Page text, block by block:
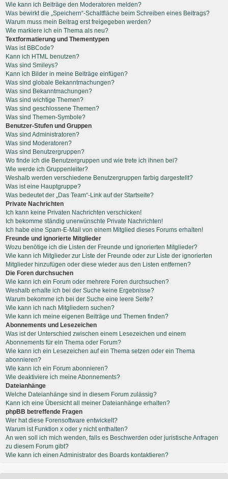
Wie kann ich Beiträge den Moderatoren melden?
Was bewirkt die „Speichern“-Schaltfläche beim Schreiben eines Beitrags?
Warum muss mein Beitrag erst freigegeben werden?
Wie markiere ich ein Thema als neu?
Textformatierung und Thementypen
Was ist BBCode?
Kann ich HTML benutzen?
Was sind Smileys?
Kann ich Bilder in meine Beiträge einfügen?
Was sind globale Bekanntmachungen?
Was sind Bekanntmachungen?
Was sind wichtige Themen?
Was sind geschlossene Themen?
Was sind Themen-Symbole?
Benutzer-Stufen und Gruppen
Was sind Administratoren?
Was sind Moderatoren?
Was sind Benutzergruppen?
Wo finde ich die Benutzergruppen und wie trete ich ihnen bei?
Wie werde ich Gruppenleiter?
Weshalb werden verschiedene Benutzergruppen farbig dargestellt?
Was ist eine Hauptgruppe?
Was bedeutet der „Das Team“-Link auf der Startseite?
Private Nachrichten
Ich kann keine Privaten Nachrichten verschicken!
Ich bekomme ständig unerwünschte Private Nachrichten!
Ich habe eine Spam-E-Mail von einem Mitglied dieses Forums erhalten!
Freunde und ignorierte Mitglieder
Wozu benötige ich die Listen der Freunde und ignorierten Mitglieder?
Wie kann ich Mitglieder zur Liste der Freunde oder zur Liste der ignorierten
Mitglieder hinzufügen oder diese wieder aus den Listen entfernen?
Die Foren durchsuchen
Wie kann ich ein Forum oder mehrere Foren durchsuchen?
Weshalb erhalte ich bei der Suche keine Ergebnisse?
Warum bekomme ich bei der Suche eine leere Seite?
Wie kann ich nach Mitgliedern suchen?
Wie kann ich meine eigenen Beiträge und Themen finden?
Abonnements und Lesezeichen
Was ist der Unterschied zwischen einem Lesezeichen und einem
Abonnements für ein Thema oder Forum?
Wie kann ich ein Lesezeichen auf ein Thema setzen oder ein Thema
abonnieren?
Wie kann ich ein Forum abonnieren?
Wie deaktiviere ich meine Abonnements?
Dateianhänge
Welche Dateianhänge sind in diesem Forum zulässig?
Kann ich eine Übersicht all meiner Dateianhänge erhalten?
phpBB betreffende Fragen
Wer hat diese Forensoftware entwickelt?
Warum ist Funktion x oder y nicht enthalten?
An wen soll ich mich wenden, falls es Beschwerden oder juristische Anfragen
zu diesem Forum gibt?
Wie kann ich einen Administrator des Boards kontaktieren?